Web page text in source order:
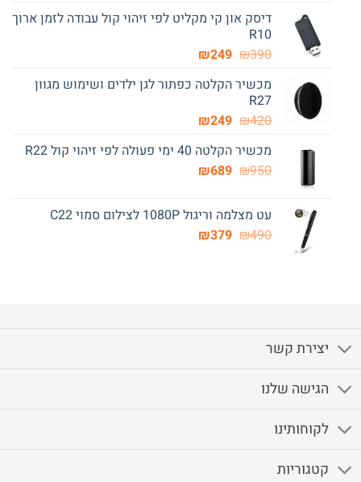
היה:
הוא:
דיסק און קי מקליט לפי זיהוי קול עבודה לזמן ארוך
R10
₪390
המחיר
היה:
₪249 המחיר
הוא:
מכשיר הקלטה כפתור לגן ילדים ושימוש מגוון
R27
₪420
המחיר
היה:
₪420.
₪249 המחיר
הוא:
₪249.
מכשיר הקלטה 40 ימי פעולה לפי זיהוי קול R22
₪950
המחיר
₪950.
₪689 המחיר
₪689.עט מצלמה וריגול 1080P לצילום סמוי C22
₪490
המחיר
₪379 המחיר
יצירת קשר
הגישה שלנו
לקוחותינו
קטגוריות